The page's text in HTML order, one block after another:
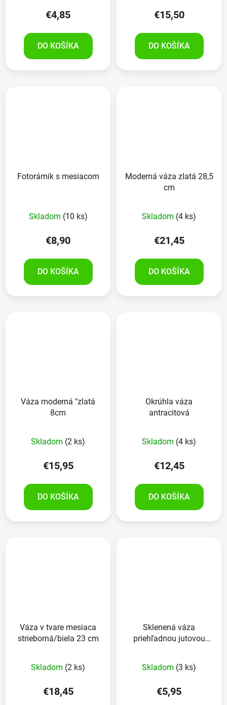
€4,85
DO KOŠÍKA
€15,50
DO KOŠÍKA
Fotorámik s mesiacom
Skladom (10 ks)
€8,90
DO KOŠÍKA
Moderná váza zlatá 28,5
cm
Skladom (4 ks)
€21,45
DO KOŠÍKA
Váza moderná "zlatá
8cm
Skladom (2 ks)
€15,95
DO KOŠÍKA
Okrúhla váza
antracitová
Skladom (4 ks)
€12,45
DO KOŠÍKA
Váza v tvare mesiaca
strieborná/biela 23 cm
Skladom (2 ks)
€18,45
Sklenená váza
priehľadnou jutovou
Skladom (3 ks)
€5,95